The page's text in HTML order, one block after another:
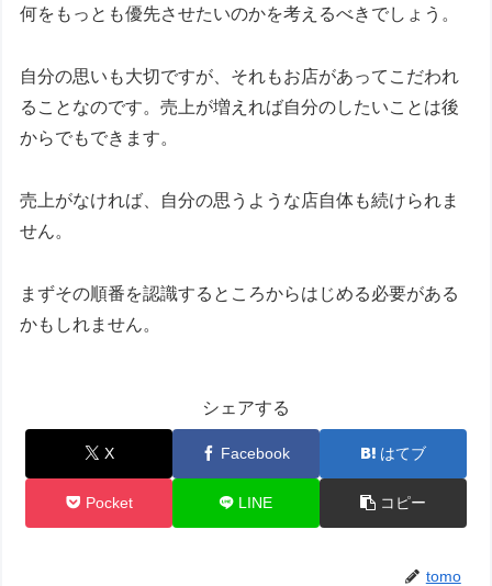
何をもっとも優先させたいのかを考えるべきでしょう。
自分の思いも大切ですが、それもお店があってこだわれ
ることなのです。売上が増えれば自分のしたいことは後
からでもできます。
売上がなければ、自分の思うような店自体も続けられま
せん。
まずその順番を認識するところからはじめる必要がある
かもしれません。
シェアする
X Facebook はてブ
Pocket LINE コピー
tomo